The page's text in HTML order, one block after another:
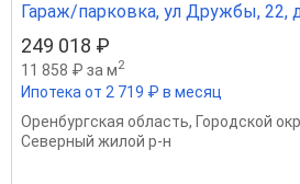
Гараж/парковка, ул Дружбы, 22,
249 018 ₽
11 858 ₽ за м2
Ипотека от 2 719 ₽ в месяц
Оренбургская область, Городской
Северный жилой р-н